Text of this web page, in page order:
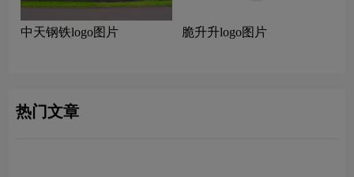
中天钢铁logo图片 脆升升logo图片
热门文章